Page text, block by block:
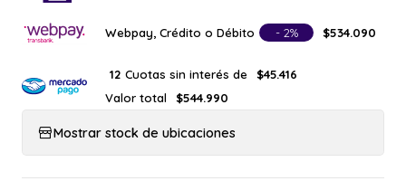
Webpay, Crédito o Débito - 2% $534.090
12 Cuotas sin interés de
$45.416
Valor total
$544.990
Mostrar stock de ubicaciones